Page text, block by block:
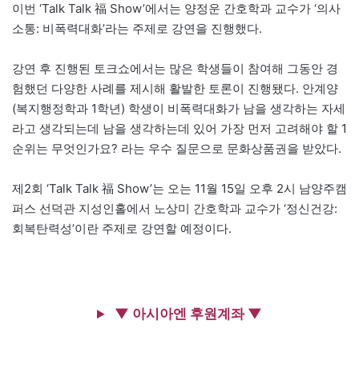
이번 ‘Talk Talk 福 Show’에서는 양정운 간호학과 교수가 ‘의사
소통: 비폭력대화’라는 주제로 강연을 진행했다.
강연 후 진행된 토크쇼에서는 많은 학생들이 참여해 그동안 경
험했던 다양한 사례를 제시해 활발한 토론이 진행됐다. 안계양
(복지행정학과 1학년) 학생이 비폭력대화가 남을 생각하는 자세
라고 생각되는데 남을 생각하는데 있어 가장 먼저 고려해야 할 1
순위는 무엇인가요? 라는 우수 질문으로 문화상품권을 받았다.
제2회 ‘Talk Talk 福 Show’는 오는 11월 15일 오후 2시 남양주캠
퍼스 선덕관 지성인홀에서 노상미 간호학과 교수가 ‘정신건강:
회복탄력성’이란 주제로 강연할 예정이다.
▼ 아시아엔 후원계좌 ▼